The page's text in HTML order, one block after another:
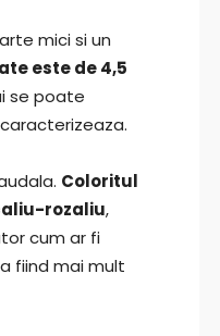
mici si un
este de 4,5
se poate
Coloritul
rozaliu,
cum ar fi
fiind mai mult